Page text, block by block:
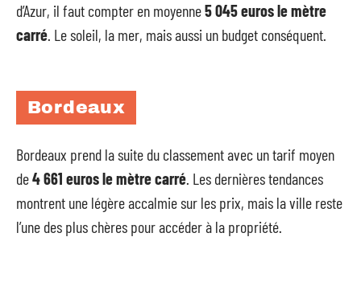
d’Azur, il faut compter en moyenne5 045 euros le mètre
carré. Le soleil, la mer, mais aussi un budget conséquent.
Bordeaux
Bordeaux prend la suite du classement avec un tarif moyen
de4 661 euros le mètre carré. Les dernières tendances
montrent une légère accalmie sur les prix, mais la ville reste
l’une des plus chères pour accéder à la propriété.